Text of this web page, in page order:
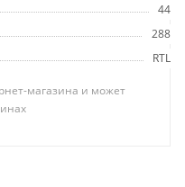
44
288
RTL
магазина и может